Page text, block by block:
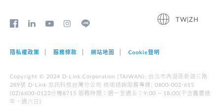
TW|ZH
隱私權政策 服務條款 網站地圖 Cookie聲明
Copyright © 2024 D-Link Corporation (TAIWAN). 台北市內湖區新湖三路
289號 D-Link 友訊科技台灣分公司 技術諮詢服務專線: 0800-002-615
(02)6600-0123分機8715 服務時間︰週一至週五︰9:00 ~ 18:00(不含農曆過
年、週六日)